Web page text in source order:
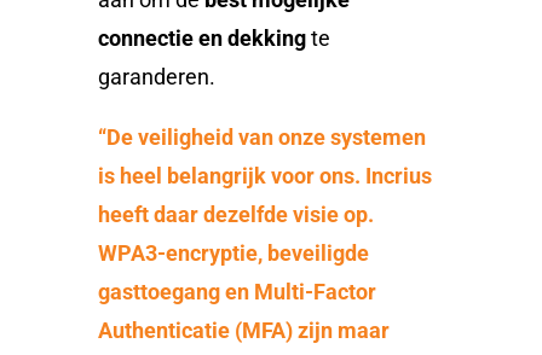
connectie en dekkingte
garanderen.
“De veiligheid van onze systemen
is heel belangrijk voor ons. Incrius
heeft daar dezelfde visie op.
WPA3-encryptie, beveiligde
gasttoegang en Multi-Factor
Authenticatie (MFA) zijn maar